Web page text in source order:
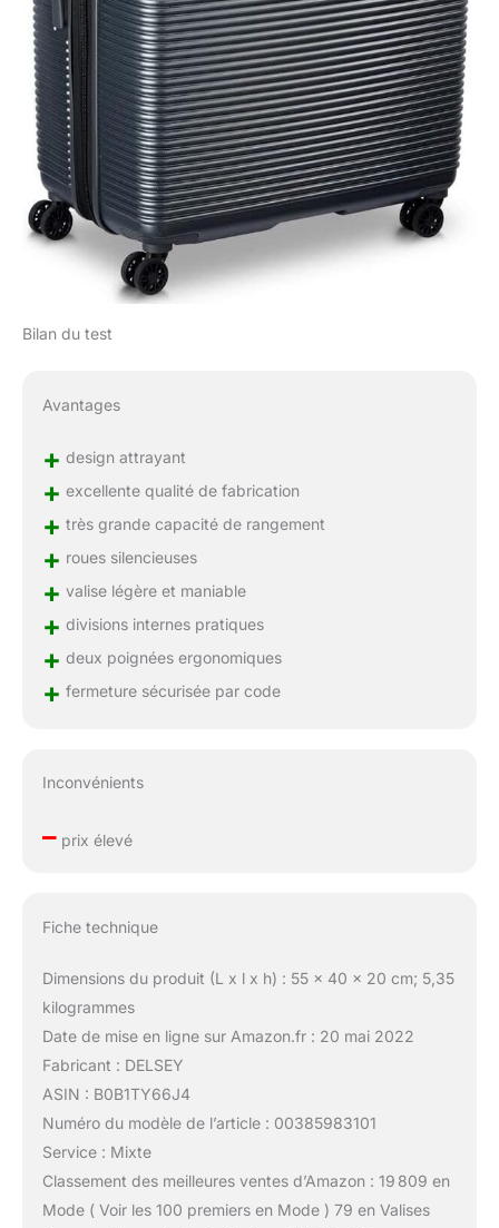
Bilan du test
Avantages
+ design attrayant
+ excellente qualité de fabrication
+ très grande capacité de rangement
+ roues silencieuses
+ valise légère et maniable
+ divisions internes pratiques
+ deux poignées ergonomiques
+ fermeture sécurisée par code
Inconvénients
–prix élevé
Fiche technique
Dimensions du produit (L x l x h) : 55 x 40 x 20 cm; 5,35
kilogrammes
Date de mise en ligne sur Amazon.fr : 20 mai 2022
Fabricant : DELSEY
ASIN : B0B1TY66J4
Numéro du modèle de l’article : 00385983101
Service : Mixte
Classement des meilleures ventes d’Amazon : 19 809 en
Mode ( Voir les 100 premiers en Mode ) 79 en Valises